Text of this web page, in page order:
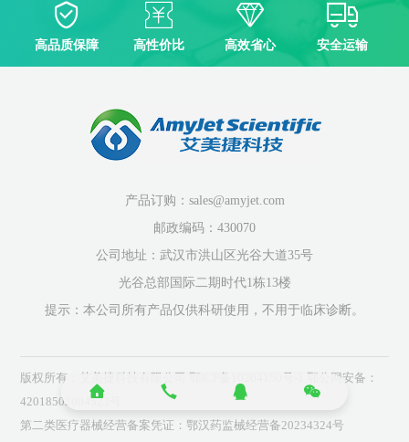
高品质保障 高性价比 高效省心 安全运输
产品订购：sales@amyjet.com
邮政编码：430070
公司地址：武汉市洪山区光谷大道35号
光谷总部国际二期时代1栋13楼
提示：本公司所有产品仅供科研使用，不用于临床诊断。
版权所有：艾美捷科技有限公司 鄂ICP备10204150号-1
鄂公网安备：
42018502004523号
第二类医疗器械经营备案凭证：鄂汉药监械经营备20234324号